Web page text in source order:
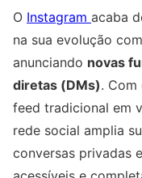
O Instagram acaba
na sua evolução
anunciando novas
diretas (DMs). Com
feed tradicional em
rede social amplia
conversas privadas